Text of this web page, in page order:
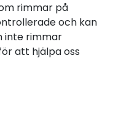
rimmar på
och kan
inte rimmar
att hjälpa oss